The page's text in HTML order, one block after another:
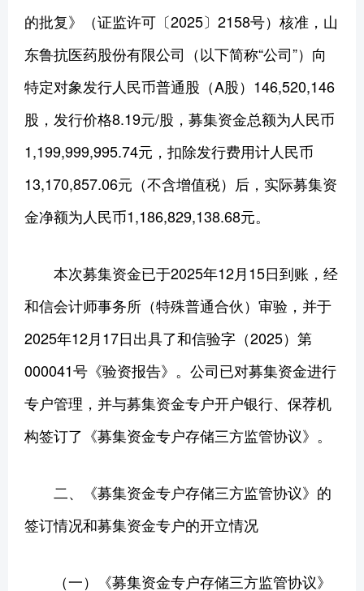
的批复》（证监许可〔2025〕2158号）核准，山
东鲁抗医药股份有限公司（以下简称“公司”）向
特定对象发行人民币普通股（A股）146,520,146
股，发行价格8.19元/股，募集资金总额为人民币
1,199,999,995.74元，扣除发行费用计人民币
13,170,857.06元（不含增值税）后，实际募集资
金净额为人民币1,186,829,138.68元。
本次募集资金已于2025年12月15日到账，经
和信会计师事务所（特殊普通合伙）审验，并于
2025年12月17日出具了和信验字（2025）第
000041号《验资报告》。公司已对募集资金进行
专户管理，并与募集资金专户开户银行、保荐机
构签订了《募集资金专户存储三方监管协议》。
二、《募集资金专户存储三方监管协议》的
签订情况和募集资金专户的开立情况
（一）《募集资金专户存储三方监管协议》